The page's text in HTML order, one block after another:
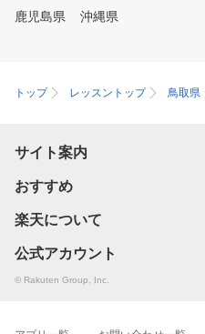
鹿児島県
沖縄県
トップ レッスントップ 鳥取県
サイト案内
おすすめ
楽天について
公式アカウント
© Rakuten Group, Inc.